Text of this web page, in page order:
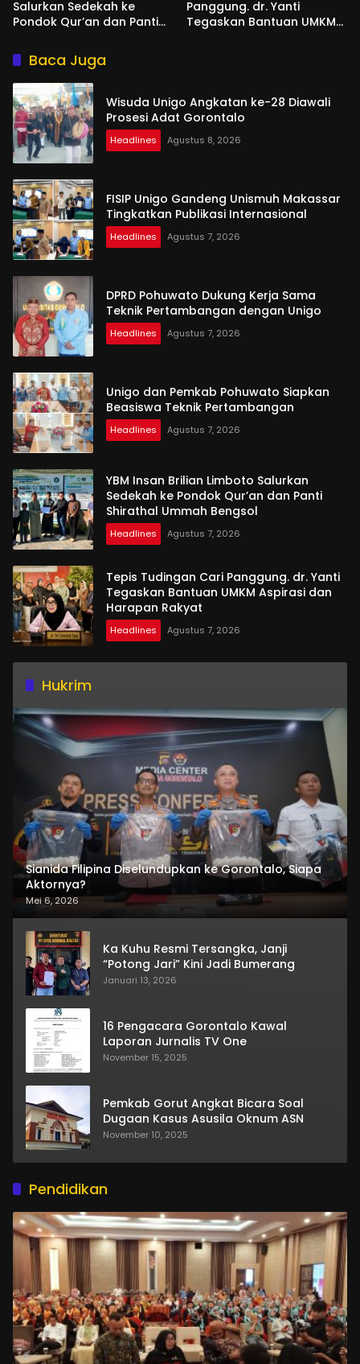
Salurkan Sedekah ke
Pondok Qur’an dan Panti
Panggung. dr. Yanti
Tegaskan Bantuan UMKM
Baca Juga
Wisuda Unigo Angkatan ke-28 Diawali
Prosesi Adat Gorontalo
Headlines Agustus 8, 2026
FISIP Unigo Gandeng Unismuh Makassar
Tingkatkan Publikasi Internasional
Headlines Agustus 7, 2026
DPRD Pohuwato Dukung Kerja Sama
Teknik Pertambangan dengan Unigo
Headlines Agustus 7, 2026
Unigo dan Pemkab Pohuwato Siapkan
Beasiswa Teknik Pertambangan
Headlines Agustus 7, 2026
YBM Insan Brilian Limboto Salurkan
Sedekah ke Pondok Qur’an dan Panti
Shirathal Ummah Bengsol
Headlines Agustus 7, 2026
Tepis Tudingan Cari Panggung. dr. Yanti
Tegaskan Bantuan UMKM Aspirasi dan
Harapan Rakyat
Headlines Agustus 7, 2026
Hukrim
Sianida Filipina Diselundupkan ke Gorontalo, Siapa
Aktornya?
Mei 6, 2026
Ka Kuhu Resmi Tersangka, Janji
“Potong Jari” Kini Jadi Bumerang
Januari 13, 2026
16 Pengacara Gorontalo Kawal
Laporan Jurnalis TV One
November 15, 2025
Pemkab Gorut Angkat Bicara Soal
Dugaan Kasus Asusila Oknum ASN
November 10, 2025
Pendidikan